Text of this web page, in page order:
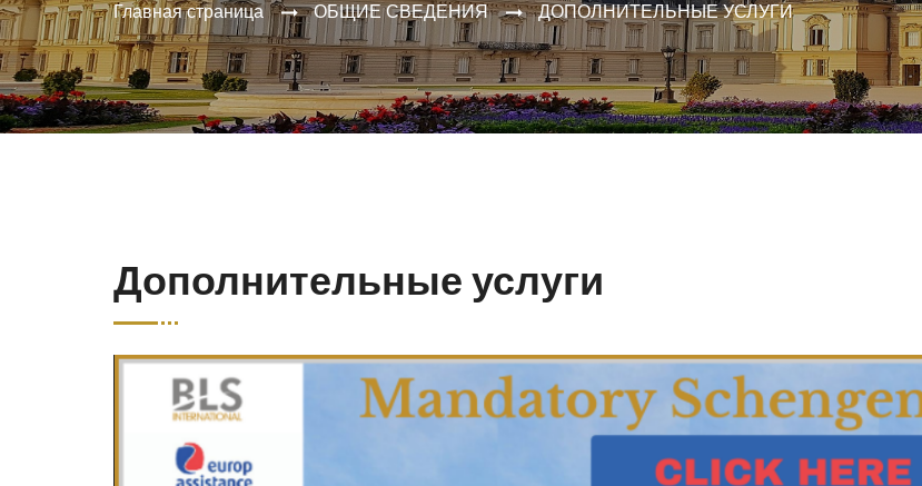
Главная страница ОБЩИЕ СВЕДЕНИЯ ДОПОЛНИТЕЛЬНЫЕ УСЛУГИ
Дополнительные услуги